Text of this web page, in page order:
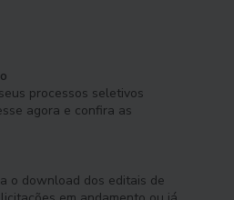
processos seletivos
agora e confira as
o download dos editais de